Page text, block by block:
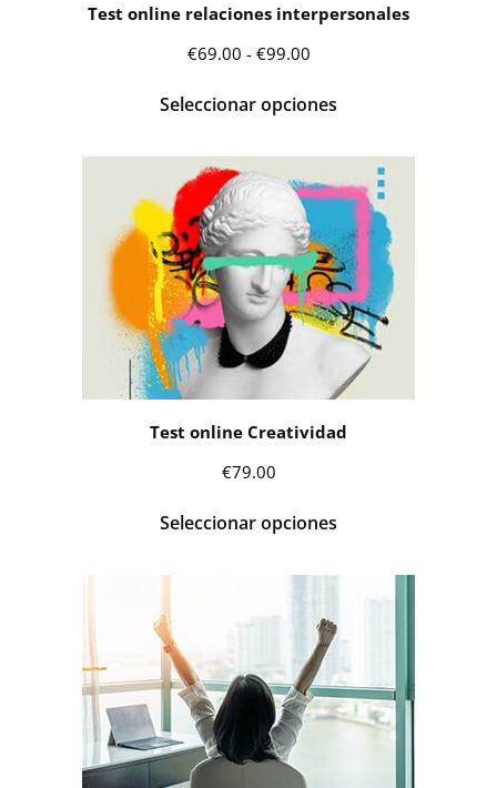
Test online relaciones interpersonales
€69.00 - €99.00Rango
precios:
desde
€69.00
hasta
€99.00
Seleccionar opciones
Test online Creatividad
€79.00
Seleccionar opciones